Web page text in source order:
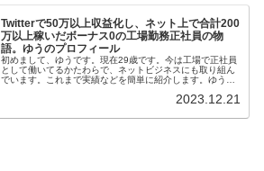
Twitterで50万以上収益化し、ネット上で合計200
万以上稼いだボーナス0の工場勤務正社員の物
語。ゆうのプロフィール
初めまして、ゆうです。現在29歳です。今は工場で正社員
として働いてるかたわらで、ネットビジネスにも取り組ん
でいます。これまで実績などを簡単に紹介します。ゆうの
2023.12.21